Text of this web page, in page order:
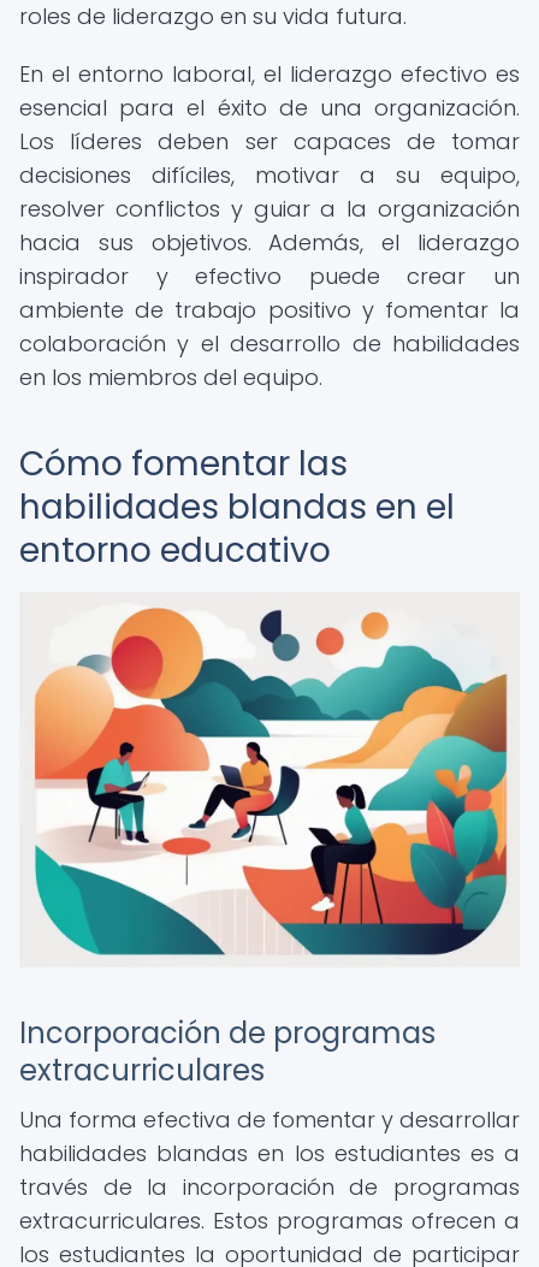
roles de liderazgo en su vida futura.
En el entorno laboral, el liderazgo efectivo es
esencial para el éxito de una organización.
Los líderes deben ser capaces de tomar
decisiones difíciles, motivar a su equipo,
resolver conflictos y guiar a la organización
hacia sus objetivos. Además, el liderazgo
inspirador y efectivo puede crear un
ambiente de trabajo positivo y fomentar la
colaboración y el desarrollo de habilidades
en los miembros del equipo.
Cómo fomentar las
habilidades blandas en el
entorno educativo
Incorporación de programas
extracurriculares
Una forma efectiva de fomentar y desarrollar
habilidades blandas en los estudiantes es a
través de la incorporación de programas
extracurriculares. Estos programas ofrecen a
los estudiantes la oportunidad de participar